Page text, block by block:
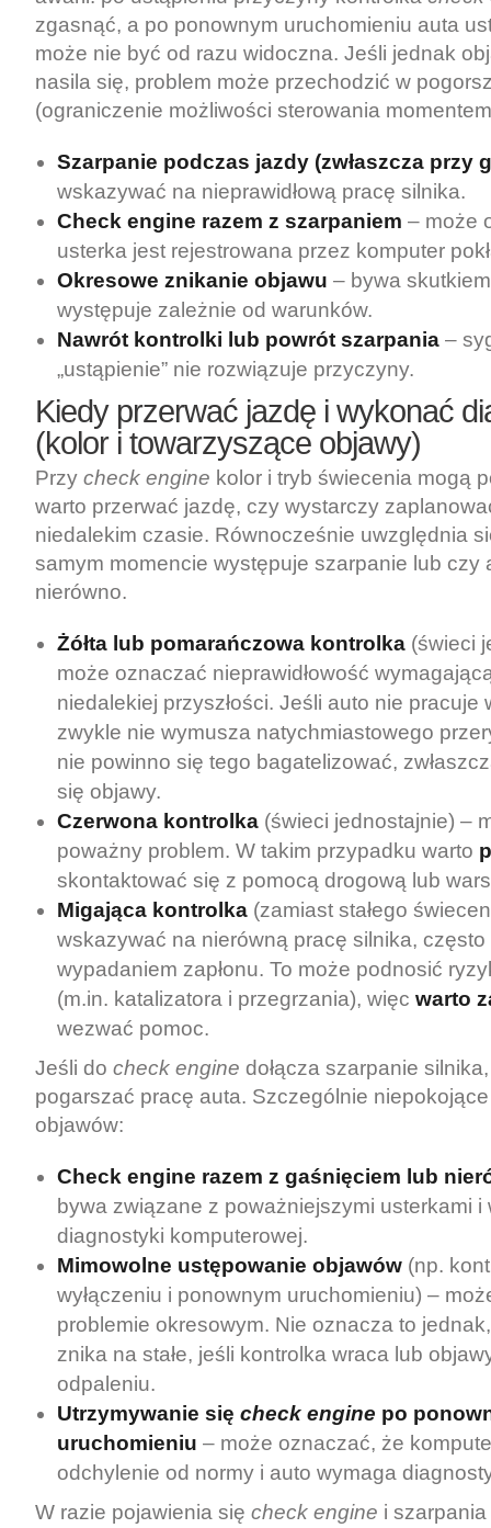
zgasnąć, a po ponownym uruchomieniu auta
może nie być od razu widoczna. Jeśli jednak
nasila się, problem może przechodzić w
(ograniczenie możliwości sterowania
Szarpanie podczas jazdy (zwłaszcza przy
wskazywać na nieprawidłową pracę silnika.
Check engine razem z szarpaniem – może
usterka jest rejestrowana przez komputer
Okresowe znikanie objawu – bywa
występuje zależnie od warunków.
Nawrót kontrolki lub powrót szarpania –
„ustąpienie” nie rozwiązuje przyczyny.
Kiedy przerwać jazdę i wykonać
(kolor i towarzyszące objawy)
Przy check engine kolor i tryb świecenia mogą
warto przerwać jazdę, czy wystarczy
niedalekim czasie. Równocześnie uwzględnia
samym momencie występuje szarpanie lub czy
nierówno.
Żółta lub pomarańczowa kontrolka (świeci
może oznaczać nieprawidłowość
niedalekiej przyszłości. Jeśli auto nie pracuje
zwykle nie wymusza natychmiastowego
nie powinno się tego bagatelizować,
się objawy.
Czerwona kontrolka (świeci jednostajnie) –
poważny problem. W takim przypadku warto
skontaktować się z pomocą drogową lub
Migająca kontrolka (zamiast stałego
wskazywać na nierówną pracę silnika,
wypadaniem zapłonu. To może podnosić
(m.in. katalizatora i przegrzania), więc warto
wezwać pomoc.
Jeśli do check engine dołącza szarpanie
pogarszać pracę auta. Szczególnie
objawów:
Check engine razem z gaśnięciem lub
bywa związane z poważniejszymi usterkami i
diagnostyki komputerowej.
Mimowolne ustępowanie objawów (np.
wyłączeniu i ponownym uruchomieniu) –
problemie okresowym. Nie oznacza to
znika na stałe, jeśli kontrolka wraca lub
odpaleniu.
Utrzymywanie się check engine po
uruchomieniu – może oznaczać, że
odchylenie od normy i auto wymaga
W razie pojawienia się check engine i